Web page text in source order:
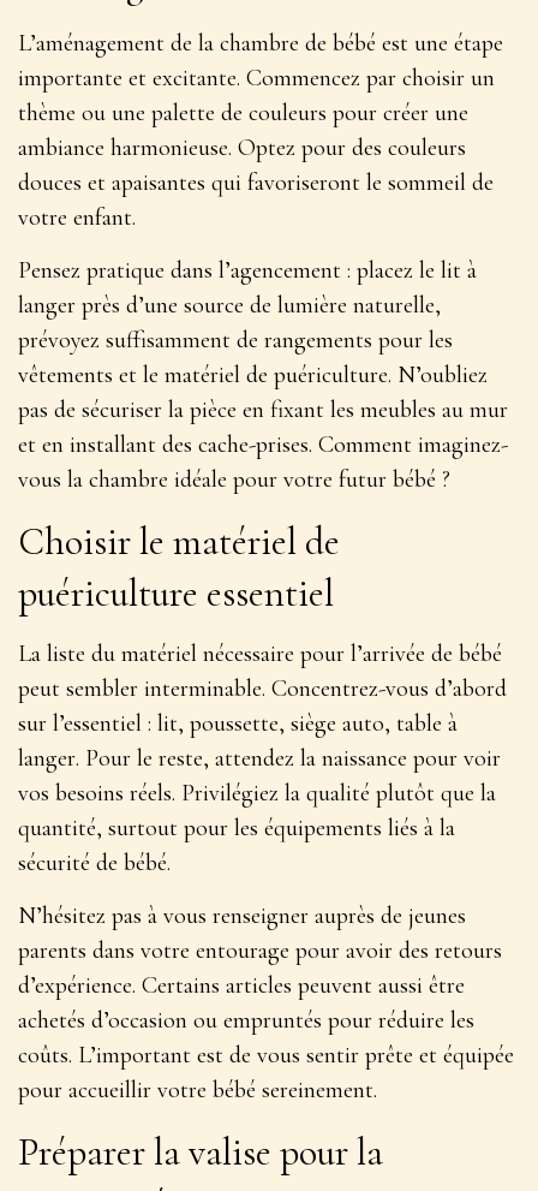
L’aménagement de la chambre de bébé est une étape
importante et excitante. Commencez par choisir un
thème ou une palette de couleurs pour créer une
ambiance harmonieuse. Optez pour des couleurs
douces et apaisantes qui favoriseront le sommeil de
votre enfant.
Pensez pratique dans l’agencement : placez le lit à
langer près d’une source de lumière naturelle,
prévoyez suffisamment de rangements pour les
vêtements et le matériel de puériculture. N’oubliez
pas de sécuriser la pièce en fixant les meubles au mur
et en installant des cache-prises. Comment imaginez-
vous la chambre idéale pour votre futur bébé ?
Choisir le matériel de
puériculture essentiel
La liste du matériel nécessaire pour l’arrivée de bébé
peut sembler interminable. Concentrez-vous d’abord
sur l’essentiel : lit, poussette, siège auto, table à
langer. Pour le reste, attendez la naissance pour voir
vos besoins réels. Privilégiez la qualité plutôt que la
quantité, surtout pour les équipements liés à la
sécurité de bébé.
N’hésitez pas à vous renseigner auprès de jeunes
parents dans votre entourage pour avoir des retours
d’expérience. Certains articles peuvent aussi être
achetés d’occasion ou empruntés pour réduire les
coûts. L’important est de vous sentir prête et équipée
pour accueillir votre bébé sereinement.
Préparer la valise pour la